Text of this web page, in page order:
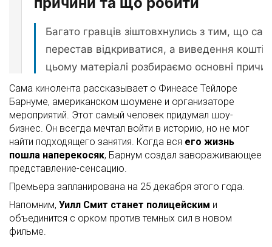
Сама кинолента рассказывает о Финеасе Тейлоре
Барнуме, американском шоумене и организаторе
мероприятий. Этот самый человек придумал шоу-
бизнес. Он всегда мечтал войти в историю, но не мог
найти подходящего занятия. Когда вся его жизнь
пошла наперекосяк, Барнум создал завораживающее
представление-сенсацию.
Премьера запланирована на 25 декабря этого года.
Напомним, Уилл Смит станет полицейским и
объединится с орком против темных сил в новом
фильме.